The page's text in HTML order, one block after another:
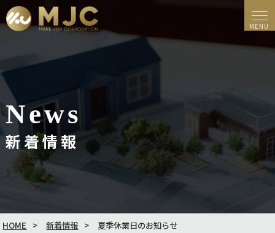
News
新着情報
HOME 新着情報 夏季休業日のお知らせ